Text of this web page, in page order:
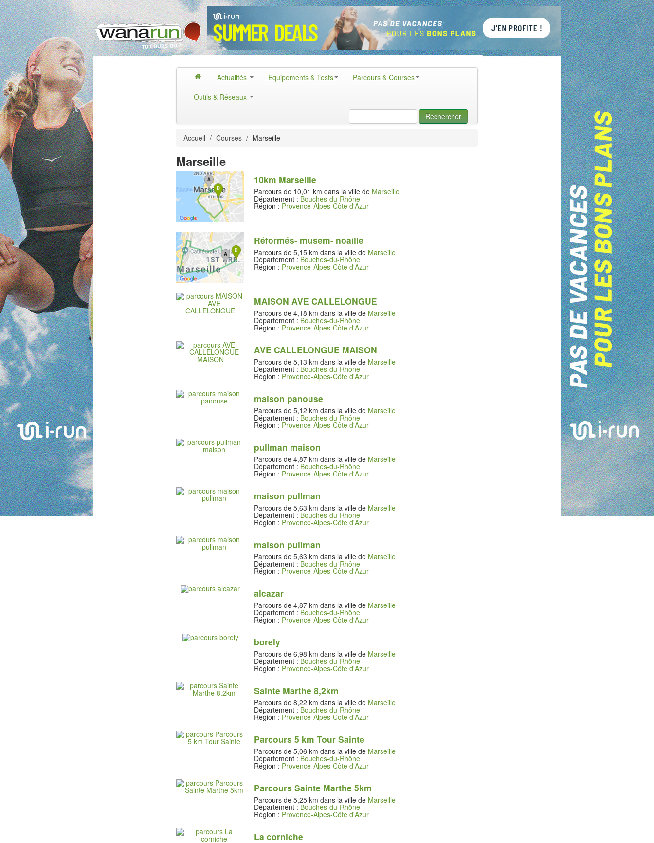
Actualités Equipements & Tests
Parcours & Courses
Outils & Réseaux
Rechercher
Accueil / Courses / Marseille
Marseille
10km Marseille
Parcours de 10,01 km dans la ville de Marseille
Département : Bouches-du-Rhône
Région : Provence-Alpes-Côte d'Azur
Réformés- musem- noaille
Parcours de 5,15 km dans la ville de Marseille
Département : Bouches-du-Rhône
Région : Provence-Alpes-Côte d'Azur
MAISON AVE CALLELONGUE
Parcours de 4,18 km dans la ville de Marseille
Département : Bouches-du-Rhône
Région : Provence-Alpes-Côte d'Azur
AVE CALLELONGUE MAISON
Parcours de 5,13 km dans la ville de Marseille
Département : Bouches-du-Rhône
Région : Provence-Alpes-Côte d'Azur
maison panouse
Parcours de 5,12 km dans la ville de Marseille
Département : Bouches-du-Rhône
Région : Provence-Alpes-Côte d'Azur
pullman maison
Parcours de 4,87 km dans la ville de Marseille
Département : Bouches-du-Rhône
Région : Provence-Alpes-Côte d'Azur
maison pullman
Parcours de 5,63 km dans la ville de Marseille
Département : Bouches-du-Rhône
Région : Provence-Alpes-Côte d'Azur
maison pullman
Parcours de 5,63 km dans la ville de Marseille
Département : Bouches-du-Rhône
Région : Provence-Alpes-Côte d'Azur
alcazar
Parcours de 4,87 km dans la ville de Marseille
Département : Bouches-du-Rhône
Région : Provence-Alpes-Côte d'Azur
borely
Parcours de 6,98 km dans la ville de Marseille
Département : Bouches-du-Rhône
Région : Provence-Alpes-Côte d'Azur
Sainte Marthe 8,2km
Parcours de 8,22 km dans la ville de Marseille
Département : Bouches-du-Rhône
Région : Provence-Alpes-Côte d'Azur
Parcours 5 km Tour Sainte
Parcours de 5,06 km dans la ville de Marseille
Département : Bouches-du-Rhône
Région : Provence-Alpes-Côte d'Azur
Parcours Sainte Marthe 5km
Parcours de 5,25 km dans la ville de Marseille
Département : Bouches-du-Rhône
Région : Provence-Alpes-Côte d'Azur
La corniche